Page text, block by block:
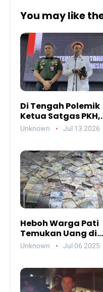
You may like
Di Tengah Polemik
Ketua Satgas PKH,
Ada Pesan Penting
Unknown Jul 13 2026
Heboh Warga Pati
Temukan Uang di
Sungai, Netizen
Unknown Jul 06 2025